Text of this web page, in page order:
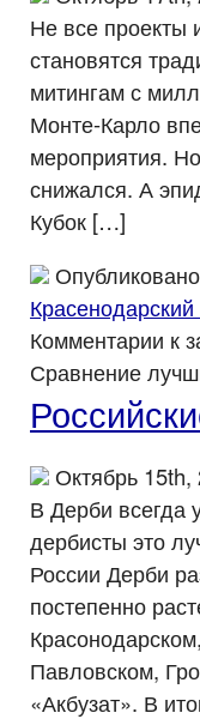
Не все проекты
становятся
митингам с
Монте-Карло
мероприятия.
снижался. А
Кубок […]
Комментарии к
Сравнение
Октябрь 15th,
В Дерби всегда
дербисты это
России Дерби
постепенно
Павловском,
«Акбузат». В